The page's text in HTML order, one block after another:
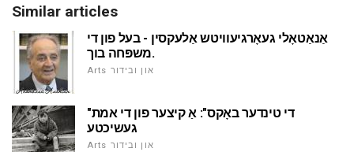
Similar articles
אַנאַטאָלי געאָרגיעוויטש אַלעקסין - בעל פון די
משפּחה בוך.
Arts און ובידור
"די טינדער באָקס": אַ קיצער פון די אמת
געשיכטע
Arts און ובידור